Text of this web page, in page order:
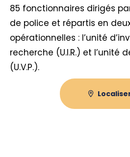
85 fonctionnaires dirigés
de police et répartis en
opérationnelles : l’unité
recherche (U.I.R.) et l’unité
(U.V.P.).